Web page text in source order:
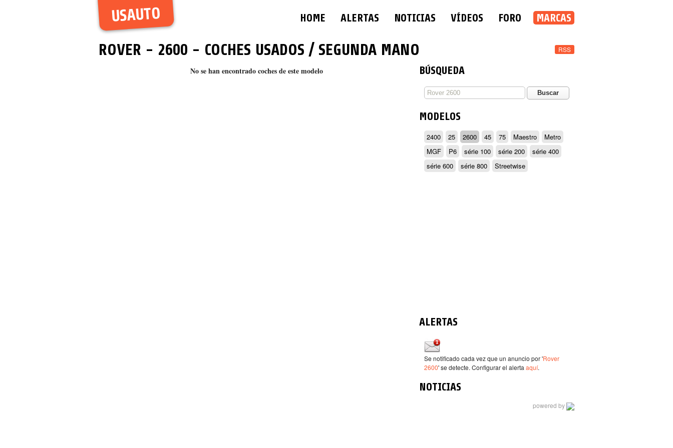
USAUTO HOME ALERTAS NOTICIAS VÍDEOS FORO MARCAS
RSS
ROVER - 2600 - COCHES USADOS / SEGUNDA MANO
No se han encontrado coches de este modelo BÚSQUEDA
MODELOS
2400 25 2600 45 75 Maestro
Metro
MGF
P6 série 100 série 200
série 400
série 600
série 800 Streetwise
ALERTAS
Se notificado cada vez que un anuncio por 'Rover
2600' se detecte. Configurar el alerta aquí.
NOTICIAS
powered by